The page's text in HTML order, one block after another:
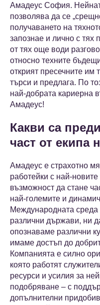
Амадеус София.
позволява да се
получаването на
запознае и лично с тях
от тях още води
относно техните
открият пресечните им
търси и предлага. По
най-добрата кариерна
Амадеус!
Какви са
част от екипа
Амадеус е страхотно
работейки с най-
възможност да стане
най-големите и
Международната среда
различни държави, ни
опознаваме различни
имаме достъп до
Компанията е силно
която работят
ресурси и усилия за
подобряване – с
допълнителни